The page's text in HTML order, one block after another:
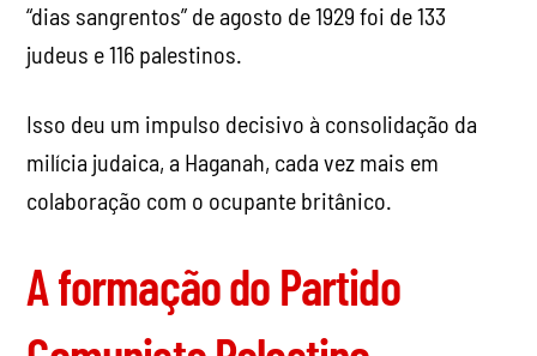
“dias sangrentos” de agosto de 1929 foi de 133
judeus e 116 palestinos.
Isso deu um impulso decisivo à consolidação da
milícia judaica, a Haganah, cada vez mais em
colaboração com o ocupante britânico.
A formação do Partido